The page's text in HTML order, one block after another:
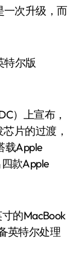
一次升级，而
）上宣布，
片的过渡，
载Apple
款Apple
的MacBook
英特尔处理